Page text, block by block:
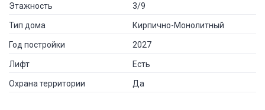
Этажность 3/9
Тип дома Кирпично-Монолитный
Год постройки 2027
Лифт Есть
Охрана территории Да